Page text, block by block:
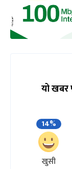
यो खबर
14%
खुसी